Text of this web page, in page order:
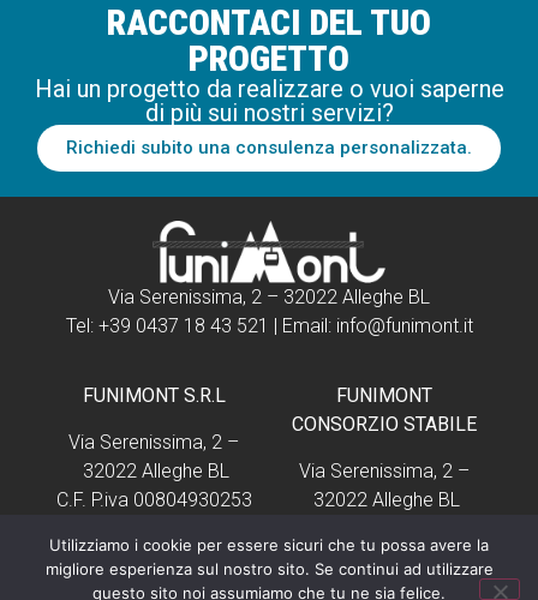
RACCONTACI DEL TUO
PROGETTO
Hai un progetto da realizzare o vuoi saperne
di più sui nostri servizi?
Richiedi subito una consulenza personalizzata.
Via Serenissima, 2 – 32022 Alleghe BL
Tel: +39 0437 18 43 521 | Email: info@funimont.it
FUNIMONT S.R.L
Via Serenissima, 2 –
32022 Alleghe BL
C.F. P.iva 00804930253
FUNIMONT
CONSORZIO STABILE
Via Serenissima, 2 –
32022 Alleghe BL
Utilizziamo i cookie per essere sicuri che tu possa avere la
migliore esperienza sul nostro sito. Se continui ad utilizzare
questo sito noi assumiamo che tu ne sia felice.